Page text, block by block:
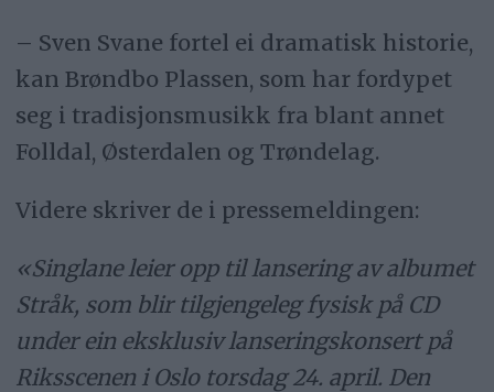
– Sven Svane fortel ei dramatisk historie,
kan Brøndbo Plassen, som har fordypet
seg i tradisjonsmusikk fra blant annet
Folldal, Østerdalen og Trøndelag.
Videre skriver de i pressemeldingen:
«Singlane leier opp til lansering av albumet
Stråk, som blir tilgjengeleg fysisk på CD
under ein eksklusiv lanseringskonsert på
Riksscenen i Oslo torsdag 24. april. Den